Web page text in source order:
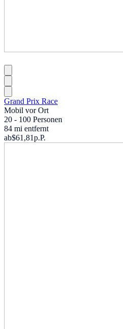
Grand Prix Race
Mobil vor Ort
20 - 100 Personen
84 mi entfernt
ab$61,81p.P.